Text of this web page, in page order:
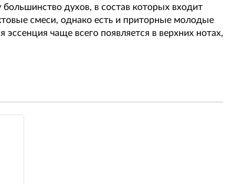
духов, в состав которых входит
смеси, однако есть и приторные молодые
чаще всего появляется в верхних нотах,